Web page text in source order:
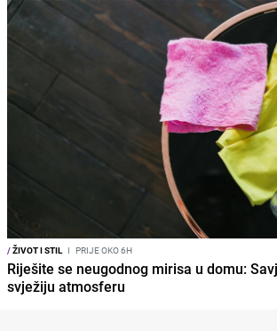
/ŽIVOT I STIL I PRIJE OKO 6H
Riješite se neugodnog mirisa u domu:
svježiju atmosferu